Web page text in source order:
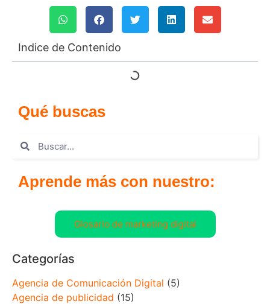
Indice de Contenido
Qué buscas
Aprende más con nuestro:
Glosario de marketing digital
Categorías
Agencia de Comunicación Digital (5)
Agencia de publicidad (15)